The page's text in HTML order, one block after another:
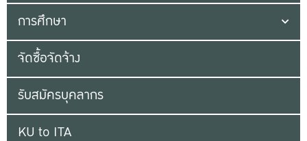
การศึกษา
จัดซื้อจัดจ้าง
รับสมัครบุคลากร
KU to ITA